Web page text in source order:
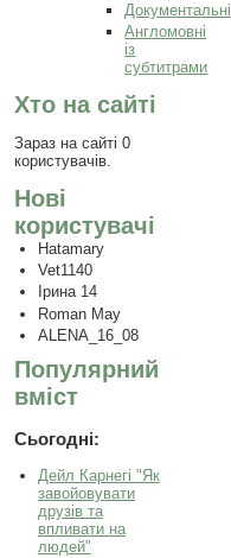
Документальні
Англомовні
із
субтитрами
Хто на сайті
Зараз на сайті 0
користувачів.
Нові
користувачі
Hatamary
Vet1140
Ірина 14
Roman May
ALENA_16_08
Популярний
вміст
Сьогодні:
Дейл Карнегі "Як
завойовувати
друзів та
впливати на
людей"